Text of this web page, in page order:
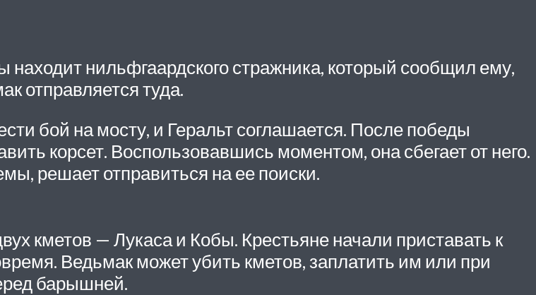
нильфгаардского стражника, который сообщил ему,
отправляется туда.
бой на мосту, и Геральт соглашается. После победы
корсет. Воспользовавшись моментом, она сбегает от него.
решает отправиться на ее поиски.
кметов — Лукаса и Кобы. Крестьяне начали приставать к
Ведьмак может убить кметов, заплатить им или при
барышней.